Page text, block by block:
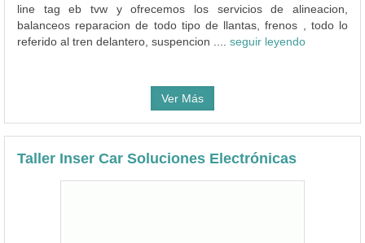
line tag eb tvw y ofrecemos los servicios de alineacion,
balanceos reparacion de todo tipo de llantas, frenos , todo lo
referido al tren delantero, suspencion .... seguir leyendo
Ver Más
Taller Inser Car Soluciones Electrónicas